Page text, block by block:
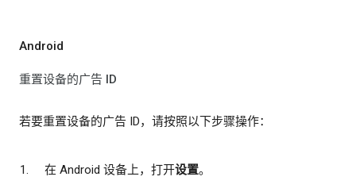
Android
重置设备的广告 ID
若要重置设备的广告 ID，请按照以下步骤操作：
在 Android 设备上，打开设置。